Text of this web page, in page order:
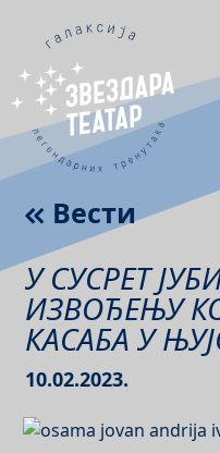
Вести
У СУСРЕТ
ИЗВОЂЕЊУ
КАСАБА У
10.02.2023.